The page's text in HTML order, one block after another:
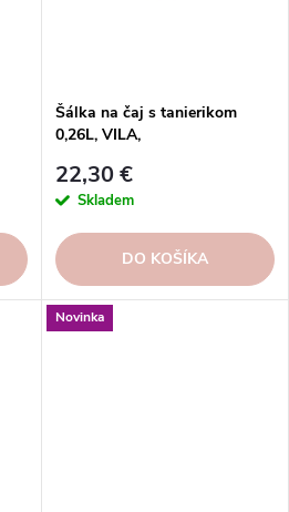
Šálka na čaj s tanierikom
0,26L, VILA,
22,30 €
Skladem
DO KOŠÍKA
Novinka